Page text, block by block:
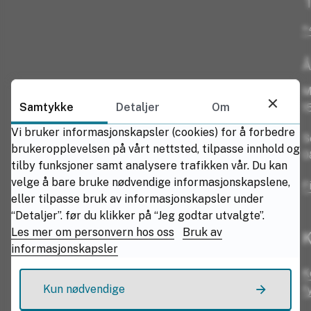
Samtykke Detaljer
Om
Vi bruker informasjonskapsler (cookies) for å forbedre
brukeropplevelsen på vårt nettsted, tilpasse innhold og
tilby funksjoner samt analysere trafikken vår. Du kan
velge å bare bruke nødvendige informasjonskapslene,
eller tilpasse bruk av informasjonskapsler under
“Detaljer”. før du klikker på “Jeg godtar utvalgte”.
Les mer om personvern hos oss
Bruk av
informasjonskapsler
Kun nødvendige